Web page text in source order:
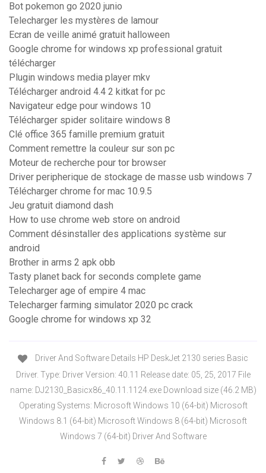
Bot pokemon go 2020 junio
Telecharger les mystères de lamour
Ecran de veille animé gratuit halloween
Google chrome for windows xp professional gratuit
télécharger
Plugin windows media player mkv
Télécharger android 4.4 2 kitkat for pc
Navigateur edge pour windows 10
Télécharger spider solitaire windows 8
Clé office 365 famille premium gratuit
Comment remettre la couleur sur son pc
Moteur de recherche pour tor browser
Driver peripherique de stockage de masse usb windows 7
Télécharger chrome for mac 10.9.5
Jeu gratuit diamond dash
How to use chrome web store on android
Comment désinstaller des applications système sur
android
Brother in arms 2 apk obb
Tasty planet back for seconds complete game
Telecharger age of empire 4 mac
Telecharger farming simulator 2020 pc crack
Google chrome for windows xp 32
Driver And Software Details HP DeskJet 2130 series Basic
Driver. Type: Driver Version: 40.11 Release date: 05, 25, 2017 File
name: DJ2130_Basicx86_40.11.1124.exe Download size (46.2 MB)
Operating Systems: Microsoft Windows 10 (64-bit) Microsoft
Windows 8.1 (64-bit) Microsoft Windows 8 (64-bit) Microsoft
Windows 7 (64-bit) Driver And Software